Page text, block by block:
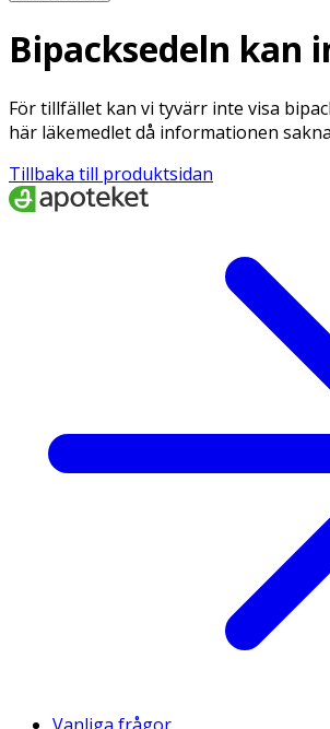
Bipacksedeln kan
För tillfället kan vi tyvärr inte visa
här läkemedlet då informationen
Tillbaka till produktsidan